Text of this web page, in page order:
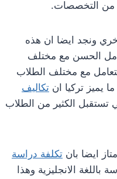
من التخصصات.
ونجد ايضا ان هذه
الحسن مع مختلف
مع مختلف الطلاب
يميز تركيا انتكاليف
تستقبل الكثير من الطلاب
ايضا بانتكلفة دراسة
الانجليزية وهذا